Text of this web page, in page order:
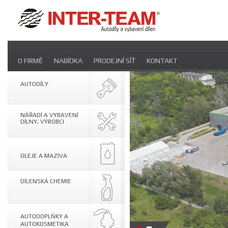
Přeskočit
navigaci
O FIRMĚ NABÍDKA PRODEJNÍ SÍŤ KONTAKT
AUTODÍLY
NÁŘADÍ A VYBAVENÍ
DÍLNY, VÝROBCI
OLEJE A MAZIVA
DÍLENSKÁ CHEMIE
AUTODOPLŇKY A
AUTOKOSMETIKA